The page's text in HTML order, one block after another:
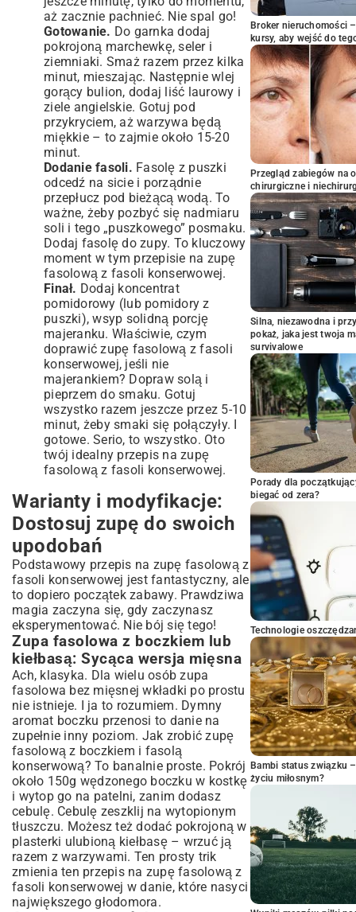
aż zacznie pachnieć. Nie spal go!
Gotowanie. Do garnka dodaj
pokrojoną marchewkę, seler i
ziemniaki. Smaż razem przez kilka
minut, mieszając. Następnie wlej
gorący bulion, dodaj liść laurowy i
ziele angielskie. Gotuj pod
przykryciem, aż warzywa będą
miękkie – to zajmie około 15-20
minut.
Dodanie fasoli. Fasolę z puszki
odcedź na sicie i porządnie
przepłucz pod bieżącą wodą. To
ważne, żeby pozbyć się nadmiaru
soli i tego „puszkowego” posmaku.
Dodaj fasolę do zupy. To kluczowy
moment w tym przepisie na zupę
fasolową z fasoli konserwowej.
Finał. Dodaj koncentrat
pomidorowy (lub pomidory z
puszki), wsyp solidną porcję
majeranku. Właściwie, czym
doprawić zupę fasolową z fasoli
konserwowej, jeśli nie
majerankiem? Dopraw solą i
pieprzem do smaku. Gotuj
wszystko razem jeszcze przez 5-10
minut, żeby smaki się połączyły. I
gotowe. Serio, to wszystko. Oto
twój idealny przepis na zupę
fasolową z fasoli konserwowej.
Warianty i modyfikacje:
Dostosuj zupę do swoich
upodobań
Podstawowy przepis na zupę fasolową z
fasoli konserwowej jest fantastyczny, ale
to dopiero początek zabawy. Prawdziwa
magia zaczyna się, gdy zaczynasz
eksperymentować. Nie bój się tego!
Zupa fasolowa z boczkiem lub
kiełbasą: Sycąca wersja mięsna
Ach, klasyka. Dla wielu osób zupa
fasolowa bez mięsnej wkładki po prostu
nie istnieje. I ja to rozumiem. Dymny
aromat boczku przenosi to danie na
zupełnie inny poziom. Jak zrobić zupę
fasolową z boczkiem i fasolą
konserwową? To banalnie proste. Pokrój
około 150g wędzonego boczku w kostkę
i wytop go na patelni, zanim dodasz
cebulę. Cebulę zeszklij na wytopionym
tłuszczu. Możesz też dodać pokrojoną w
plasterki ulubioną kiełbasę – wrzuć ją
razem z warzywami. Ten prosty trik
zmienia ten przepis na zupę fasolową z
fasoli konserwowej w danie, które nasyci
największego głodomora.
Broker nieruchomości
kursy, aby wejść do
Przegląd zabiegów na
chirurgiczne i
Silna, niezawodna i
pokaż, jaka jest twoja
survivalowe
Porady dla
biegać od zera?
Technologie
Bambi status związku
życiu miłosnym?